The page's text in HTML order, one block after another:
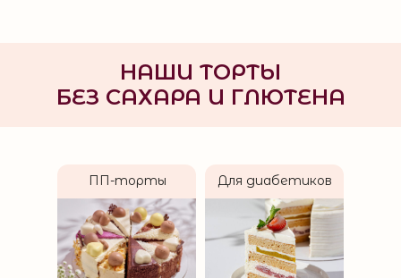
НАШИ ТОРТЫ
БЕЗ САХАРА И ГЛЮТЕНА
Для диабетиков
ПП-торты